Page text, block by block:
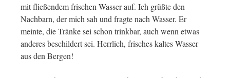
mit fließendem frischen Wasser auf. Ich grüßte den
Nachbarn, der mich sah und fragte nach Wasser. Er
meinte, die Tränke sei schon trinkbar, auch wenn etwas
anderes beschildert sei. Herrlich, frisches kaltes Wasser
aus den Bergen!